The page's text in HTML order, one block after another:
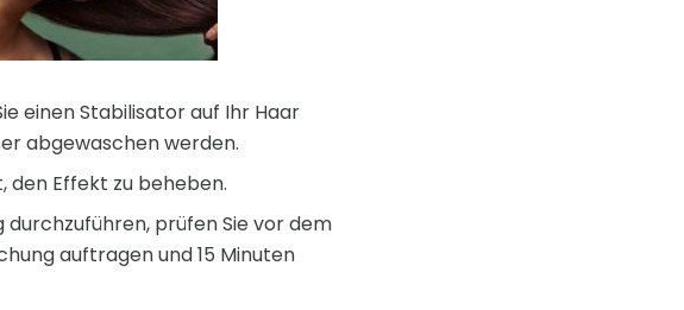
einen Stabilisator auf Ihr Haar
abgewaschen werden.
den Effekt zu beheben.
durchzuführen, prüfen Sie vor dem
auftragen und 15 Minuten